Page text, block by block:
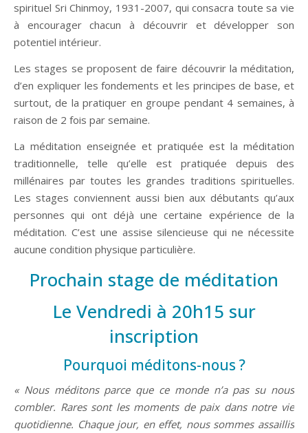
spirituel Sri Chinmoy, 1931-2007, qui consacra toute sa vie
à encourager chacun à découvrir et développer son
potentiel intérieur.
Les stages se proposent de faire découvrir la méditation,
d’en expliquer les fondements et les principes de base, et
surtout, de la pratiquer en groupe pendant 4 semaines, à
raison de 2 fois par semaine.
La méditation enseignée et pratiquée est la méditation
traditionnelle, telle qu’elle est pratiquée depuis des
millénaires par toutes les grandes traditions spirituelles.
Les stages conviennent aussi bien aux débutants qu’aux
personnes qui ont déjà une certaine expérience de la
méditation. C’est une assise silencieuse qui ne nécessite
aucune condition physique particulière.
Prochain stage de méditation
Le Vendredi à 20h15 sur
inscription
Pourquoi méditons-nous ?
« Nous méditons parce que ce monde n’a pas su nous
combler. Rares sont les moments de paix dans notre vie
quotidienne. Chaque jour, en effet, nous sommes assaillis